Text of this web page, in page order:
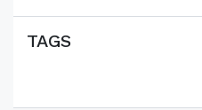
TAGS